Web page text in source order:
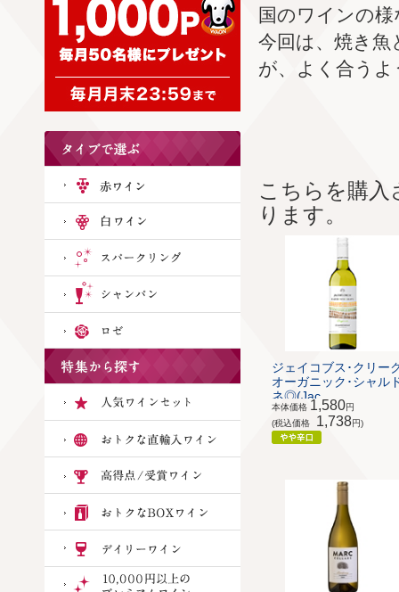
国のワインの
今回は、焼き
が、よく合う
こちらを購
ります。
ジェイコブス･クリー
オーガニック･シャル
ネ◎(Jac...
本体価格 1,580円
(税込価格
1,738円)